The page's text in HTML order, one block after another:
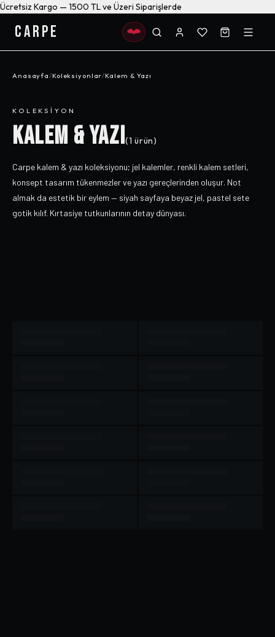
Ücretsiz Kargo — 1500 TL ve Üzeri Siparişlerde
CARPE
Anasayfa/Koleksiyonlar/Kalem & Yazı
KOLEKSIYON
KALEM & YAZI(1 ürün)
Carpe kalem & yazı koleksiyonu; jel kalemler, renkli kalem setleri,
konsept tasarım tükenmezler ve yazı gereçlerinden oluşur. Not
almak da estetik bir eylem — siyah sayfaya beyaz jel, pastel sete
gotik kılıf. Kırtasiye tutkunlarının detay dünyası.